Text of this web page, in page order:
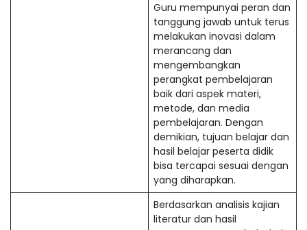
Guru mempunyai peran dan
tanggung jawab untuk terus
melakukan inovasi dalam
merancang dan
mengembangkan
perangkat pembelajaran
baik dari aspek materi,
metode, dan media
pembelajaran. Dengan
demikian, tujuan belajar dan
hasil belajar peserta didik
bisa tercapai sesuai dengan
yang diharapkan.
Berdasarkan analisis kajian
literatur dan hasil